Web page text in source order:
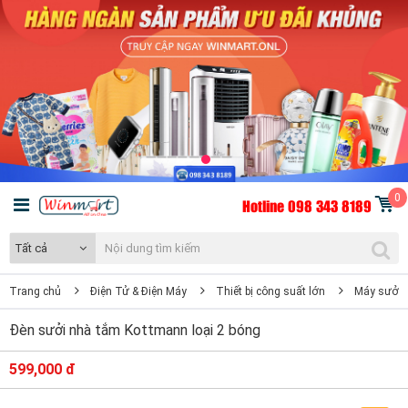
Hotline 098 343 8189 0
Tất cả
Trang chủ Điện Tử & Điện Máy Thiết bị công suất lớn Máy sưởi
Đèn sưởi nhà tắm Kottmann loại 2 bóng
599,000 đ